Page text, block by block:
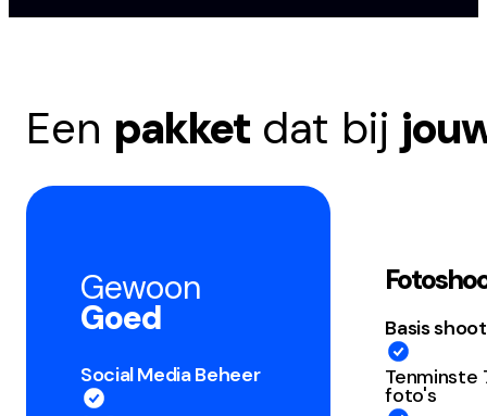
Een pakket dat bij
Gewoon
Goed
Social Media Beheer
Basis shoot
Tenminste
foto's